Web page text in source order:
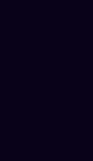
શિક્ષકના